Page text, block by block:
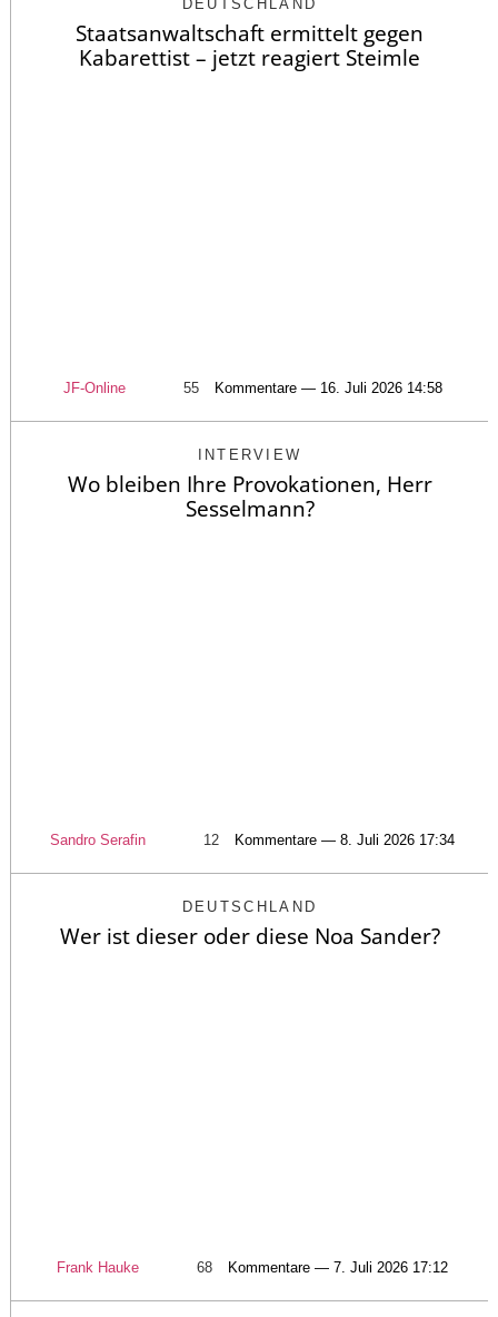
DEUTSCHLAND
Staatsanwaltschaft ermittelt gegen
Kabarettist – jetzt reagiert Steimle
JF-Online 55 Kommentare — 16. Juli 2026 14:58
INTERVIEW
Wo bleiben Ihre Provokationen, Herr
Sesselmann?
Sandro Serafin 12 Kommentare — 8. Juli 2026 17:34
DEUTSCHLAND
Wer ist dieser oder diese Noa Sander?
Frank Hauke 68 Kommentare — 7. Juli 2026 17:12